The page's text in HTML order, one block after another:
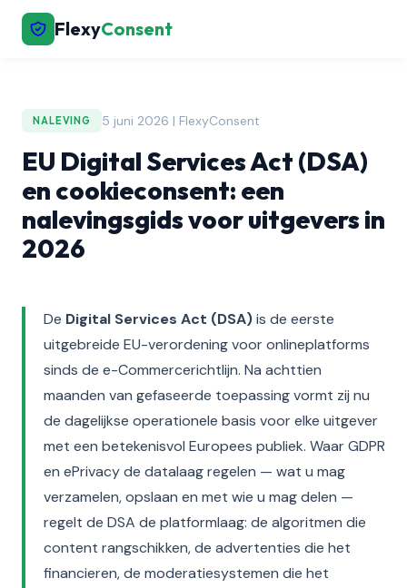
FlexyConsent
NALEVING 5 juni 2026 | FlexyConsent
EU Digital Services Act (DSA)
en cookieconsent: een
nalevingsgids voor uitgevers in
2026
De Digital Services Act (DSA)is de eerste
uitgebreide EU-verordening voor onlineplatforms
sinds de e-Commercerichtlijn. Na achttien
maanden van gefaseerde toepassing vormt zij nu
de dagelijkse operationele basis voor elke uitgever
met een betekenisvol Europees publiek. Waar GDPR
en ePrivacy de datalaag regelen — wat u mag
verzamelen, opslaan en met wie u mag delen —
regelt de DSA de platformlaag: de algoritmen die
content rangschikken, de advertenties die het
financieren, de moderatiesystemen die het